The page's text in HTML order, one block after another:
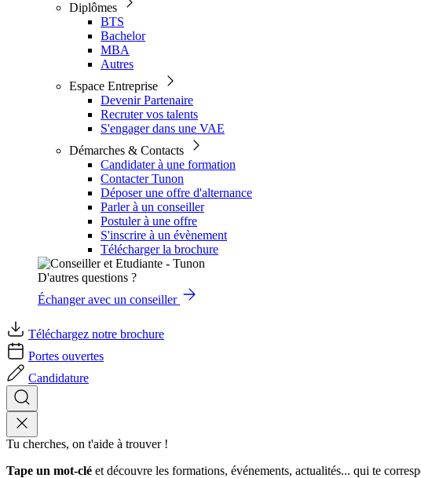
Diplômes
BTS
Bachelor
MBA
Autres
Espace Entreprise
Devenir Partenaire
Recruter vos talents
S'engager dans une VAE
Démarches & Contacts
Candidater à une formation
Contacter Tunon
Déposer une offre d'alternance
Parler à un conseiller
Postuler à une offre
S'inscrire à un évènement
Télécharger la brochure
D'autres questions ?
Échanger avec un conseiller
Téléchargez notre brochure
Portes ouvertes
Candidature
Tu cherches, on t'aide à trouver !
Tape un mot-clé et découvre les formations, événements, actualités... qui te